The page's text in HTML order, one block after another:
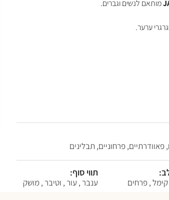
מותאם לנשים וגברים.
ערער.
פרחוניים, תבלינים
קימל , פרחים
תווי סוף:
ענבר , עור , וטיבר , מושק